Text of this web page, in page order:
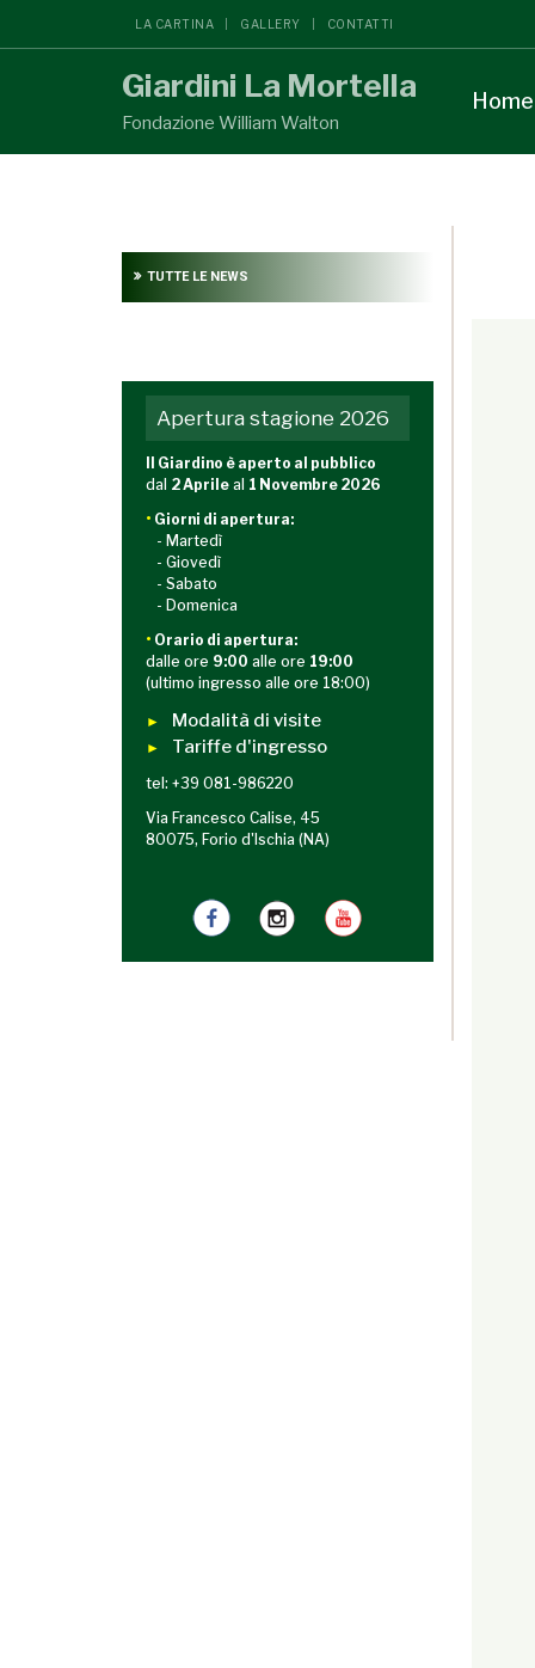
LA CARTINA GALLERY CONTATTI
Giardini La Mortella
Fondazione William Walton
Home
TUTTE LE NEWS
Apertura stagione 2026
Il Giardino è aperto al pubblico
dal 2 Aprile al 1 Novembre 2026
• Giorni di apertura:
- Martedì
- Giovedì
- Sabato
- Domenica
• Orario di apertura:
dalle ore 9:00 alle ore 19:00
(ultimo ingresso alle ore 18:00)
► Modalità di visite
► Tariffe d'ingresso
tel: +39 081-986220
Via Francesco Calise, 45
80075, Forio d'Ischia (NA)